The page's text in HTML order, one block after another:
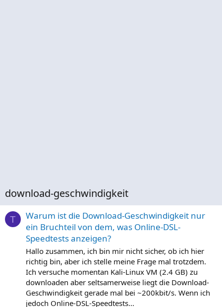
download-geschwindigkeit
T
Warum ist die Download-Geschwindigkeit nur
ein Bruchteil von dem, was Online-DSL-
Speedtests anzeigen?
Hallo zusammen, ich bin mir nicht sicher, ob ich hier
richtig bin, aber ich stelle meine Frage mal trotzdem.
Ich versuche momentan Kali-Linux VM (2.4 GB) zu
downloaden aber seltsamerweise liegt die Download-
Geschwindigkeit gerade mal bei ~200kbit/s. Wenn ich
jedoch Online-DSL-Speedtests...